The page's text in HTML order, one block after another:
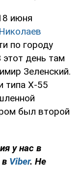
июня
по городу
день там
Зеленский.
типа Х-55
был второй
у нас в
Viber. Не